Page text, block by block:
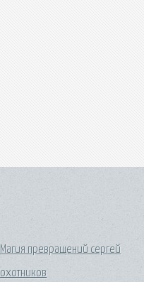
Магия превращений сергей
охотников